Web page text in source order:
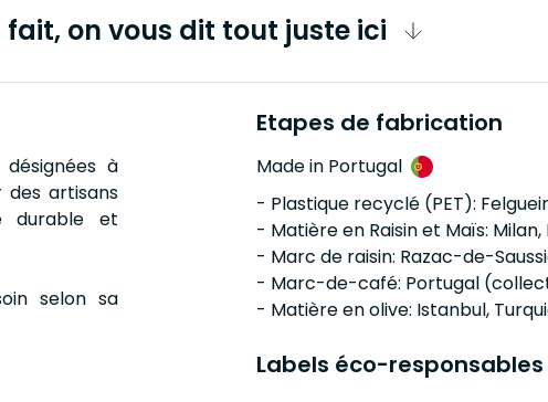
fait, on vous dit tout juste ici
à
des artisans
durable et
selon sa
Etapes de fabrication
Made in Portugal
- Plastique recyclé (PET):
- Matière en Raisin et Maïs:
- Marc de raisin: Razac-de-
- Marc-de-café: Portugal
- Matière en olive: Istanbul,
Labels éco-responsables